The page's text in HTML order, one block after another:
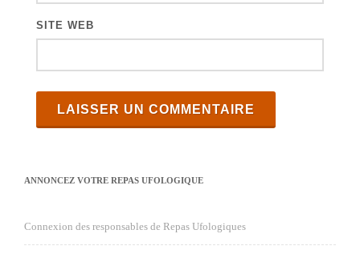
SITE WEB
ANNONCEZ VOTRE REPAS UFOLOGIQUE
Connexion des responsables de Repas Ufologiques